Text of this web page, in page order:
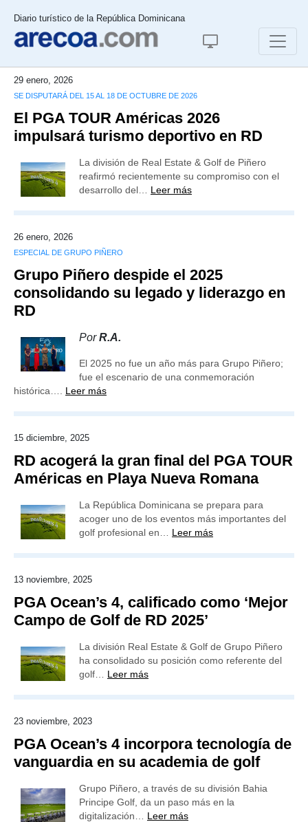
Diario turístico de la República Dominicana
29 enero, 2026
SE DISPUTARÁ DEL 15 AL 18 DE OCTUBRE DE 2026
El PGA TOUR Américas 2026
impulsará turismo deportivo en RD
La división de Real Estate & Golf de Piñero
reafirmó recientemente su compromiso con el
desarrollo del… Leer más
26 enero, 2026
ESPECIAL DE GRUPO PIÑERO
Grupo Piñero despide el 2025
consolidando su legado y liderazgo en
RD
PorR.A.
El 2025 no fue un año más para Grupo Piñero;
fue el escenario de una conmemoración
histórica…. Leer más
15 diciembre, 2025
RD acogerá la gran final del PGA TOUR
Américas en Playa Nueva Romana
La República Dominicana se prepara para
acoger uno de los eventos más importantes del
golf profesional en… Leer más
13 noviembre, 2025
PGA Ocean’s 4, calificado como ‘Mejor
Campo de Golf de RD 2025’
La división Real Estate & Golf de Grupo Piñero
ha consolidado su posición como referente del
golf… Leer más
23 noviembre, 2023
PGA Ocean’s 4 incorpora tecnología de
vanguardia en su academia de golf
Grupo Piñero, a través de su división Bahia
Principe Golf, da un paso más en la
digitalización… Leer más